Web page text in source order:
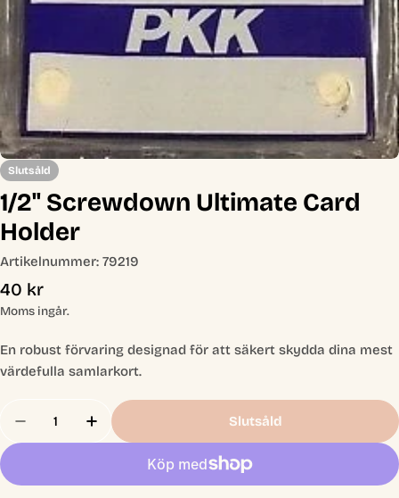
Slutsåld
1/2" Screwdown Ultimate Card
Holder
Artikelnummer: 79219
Ordinarie
pris
40 kr
Moms ingår.
En robust förvaring designad för att säkert skydda dina mest
värdefulla samlarkort.
Minska Antal För 1/2&quot; Screwdown
Öka Antal För 1/2&quot; Screwdown
Slutsåld